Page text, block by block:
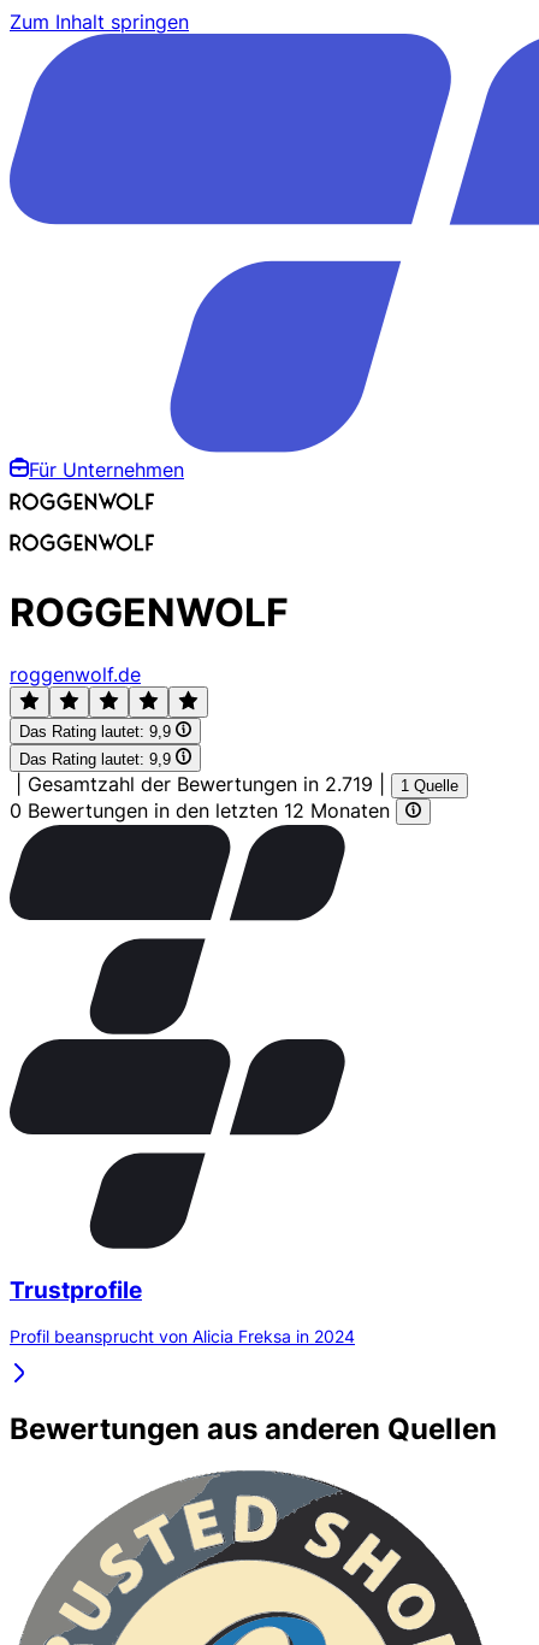
Zum Inhalt springen
Für Unternehmen
ROGGENWOLF
roggenwolf.de
Das Rating lautet: 9,9
Das Rating lautet: 9,9
Gesamtzahl der Bewertungen in 2.719 1 Quelle
0 Bewertungen in den letzten 12 Monaten
Trustprofile
Profil beansprucht von Alicia Freksa in 2024
Bewertungen aus anderen Quellen